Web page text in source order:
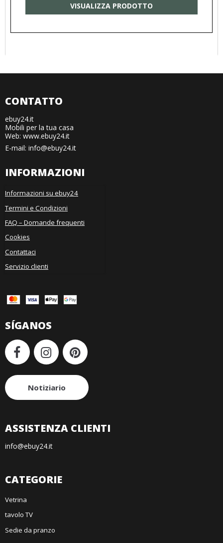
VISUALIZZA PRODOTTO
CONTATTO
ebuy24.it
Mobili per la tua casa
Web: www.ebuy24.it
E-mail: info@ebuy24.it
INFORMAZIONI
Informazioni su ebuy24
Termini e Condizioni
FAQ – Domande frequenti
Cookies
Contattaci
Servizio clienti
SÍGANOS
Notiziario
ASSISTENZA CLIENTI
info@ebuy24.it
CATEGORIE
Vetrina
tavolo TV
Sedie da pranzo